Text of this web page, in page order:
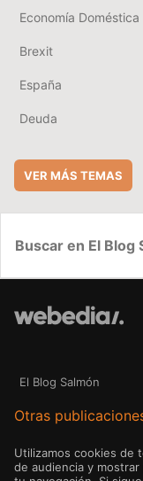
Economía Doméstica
Brexit
España
Deuda
VER MÁS TEMAS
El Blog Salmón
Otras
Utilizamos cookies de
de audiencia y